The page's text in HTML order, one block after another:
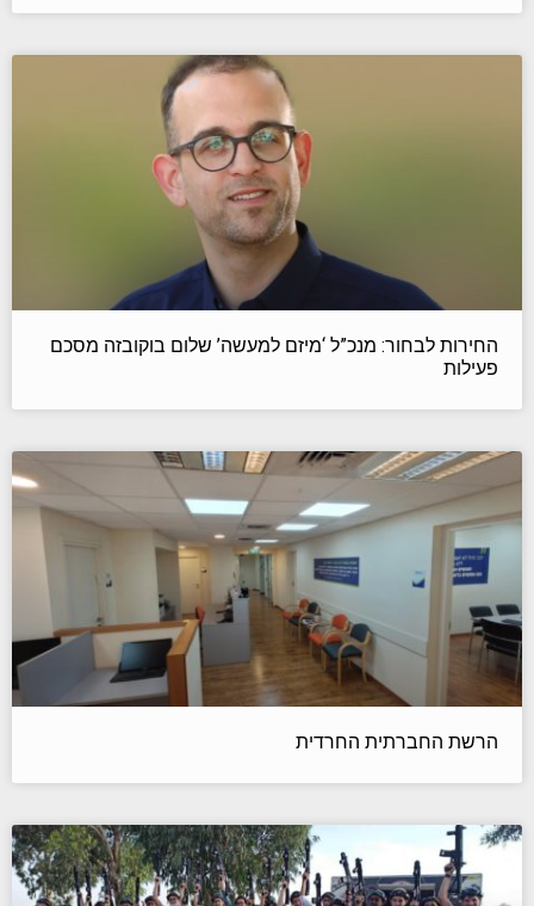
החירות לבחור: מנכ”ל ‘מיזם למעשה’ שלום בוקובזה מסכם
פעילות
הרשת החברתית החרדית